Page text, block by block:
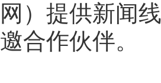
网 ）提供新闻
邀合作伙伴。